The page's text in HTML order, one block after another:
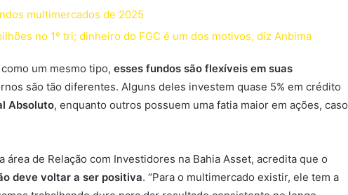
multimercados de 2025
no 1º tri; dinheiro do FGC é um dos motivos, diz Anbima
um mesmo tipo, esses fundos são flexíveis em suas
são tão diferentes. Alguns deles investem quase 5% em crédito
Absoluto, enquanto outros possuem uma fatia maior em ações, caso
área de Relação com Investidores na Bahia Asset, acredita que o
deve voltar a ser positiva. “Para o multimercado existir, ele tem a